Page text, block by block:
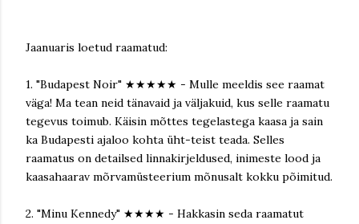
Jaanuaris loetud raamatud:
1. "Budapest Noir" ★★★★★ - Mulle meeldis see raamat
väga! Ma tean neid tänavaid ja väljakuid, kus selle raamatu
tegevus toimub. Käisin mõttes tegelastega kaasa ja sain
ka Budapesti ajaloo kohta üht-teist teada. Selles
raamatus on detailsed linnakirjeldused, inimeste lood ja
kaasahaarav mõrvamüsteerium mõnusalt kokku põimitud.
2. "Minu Kennedy" ★★★★ - Hakkasin seda raamatut